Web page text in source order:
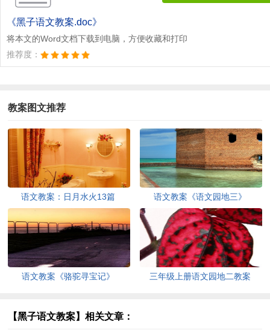
《黑子语文教案.doc》
将本文的Word文档下载到电脑，方便收藏和打印
推荐度：
教案图文推荐
语文教案：日月水火13篇 语文教案《语文园地三》
语文教案《骆驼寻宝记》 三年级上册语文园地二教案
【黑子语文教案】相关文章：